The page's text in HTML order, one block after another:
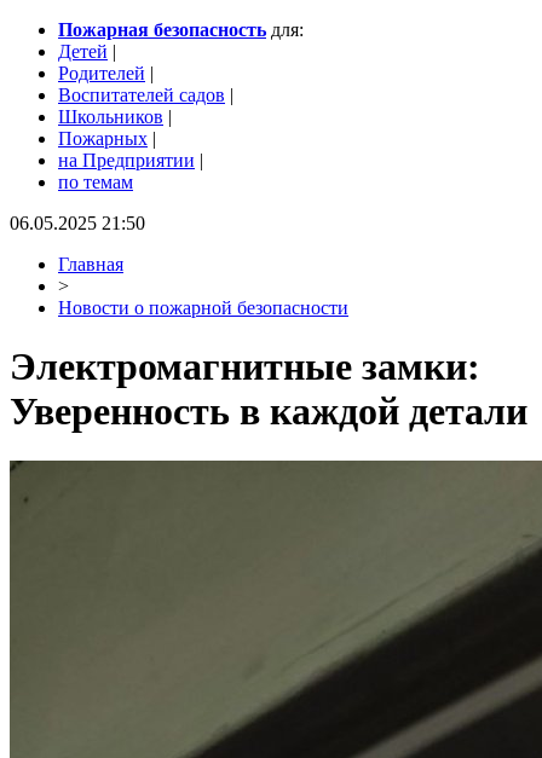
Пожарная безопасность для:
Детей |
Родителей |
Воспитателей садов |
Школьников |
Пожарных |
на Предприятии |
по темам
06.05.2025 21:50
Главная
>
Новости о пожарной безопасности
Электромагнитные замки:
Уверенность в каждой детали